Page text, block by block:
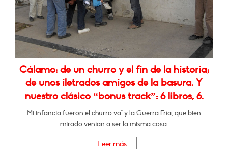
Cálamo: de un churro y el fin de la historia;
de unos iletrados amigos de la basura. Y
nuestro clásico “bonus track”: 6 libros, 6.
Mi infancia fueron el churro va* y la Guerra Fría, que bien
mirado venían a ser la misma cosa.
Leer más...